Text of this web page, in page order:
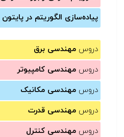
پیاده‌سازی الگوریتم در پایتون
دروس مهندسی برق
دروس مهندسی کامپیوتر
دروس مهندسی مکانیک
دروس مهندسی قدرت
دروس مهندسی کنترل